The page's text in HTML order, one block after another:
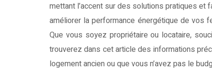
mettant l’accent sur des solutions pratiques
améliorer la performance énergétique de vos
Que vous soyez propriétaire ou locataire,
trouverez dans cet article des informations
logement ancien ou que vous n’avez pas le